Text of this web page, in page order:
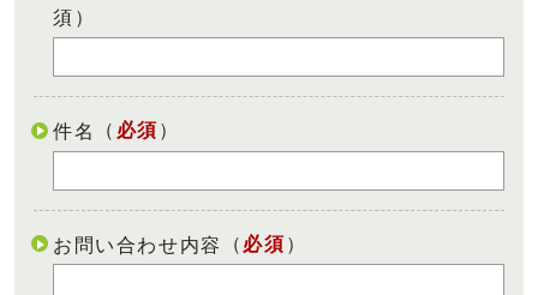
須）
件名 （ 必須 ）
お問い合わせ内容 （ 必須 ）